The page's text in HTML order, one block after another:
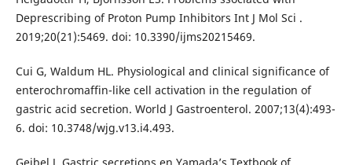
Deprescribing of Proton Pump Inhibitors Int J Mol Sci .
2019;20(21):5469. doi: 10.3390/ijms20215469.
Cui G, Waldum HL. Physiological and clinical significance of
enterochromaffin-like cell activation in the regulation of
gastric acid secretion. World J Gastroenterol. 2007;13(4):493-
6. doi: 10.3748/wjg.v13.i4.493.
Geibel J. Gastric secretions en Yamada’s Textbook of